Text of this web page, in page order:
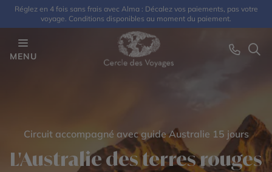
Réglez en 4 fois sans frais avec Alma : Décalez vos paiements, pas votre
voyage. Conditions disponibles au moment du paiement.
MENU
Circuit accompagné avec guide Australie 15 jours
L'Australie des terres rouges